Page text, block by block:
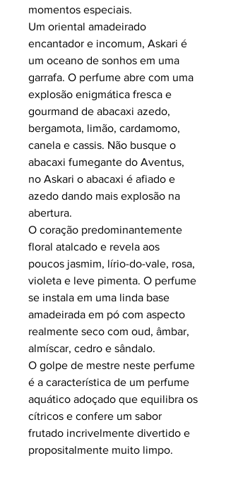
momentos especiais.
Um oriental amadeirado
encantador e incomum, Askari é
um oceano de sonhos em uma
garrafa. O perfume abre com uma
explosão enigmática fresca e
gourmand de abacaxi azedo,
bergamota, limão, cardamomo,
canela e cassis. Não busque o
abacaxi fumegante do Aventus,
no Askari o abacaxi é afiado e
azedo dando mais explosão na
abertura.
O coração predominantemente
floral atalcado e revela aos
poucos jasmim, lírio-do-vale, rosa,
violeta e leve pimenta. O perfume
se instala em uma linda base
amadeirada em pó com aspecto
realmente seco com oud, âmbar,
almíscar, cedro e sândalo.
O golpe de mestre neste perfume
é a característica de um perfume
aquático adoçado que equilibra os
cítricos e confere um sabor
frutado incrivelmente divertido e
propositalmente muito limpo.